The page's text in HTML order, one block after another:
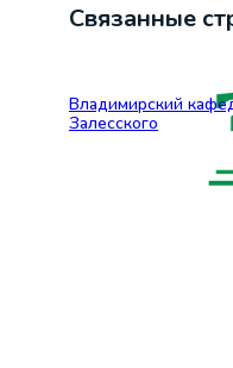
Связанные
Владимирский
Залесского